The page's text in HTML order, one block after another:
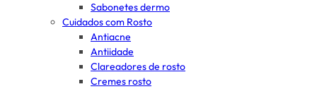
Sabonetes dermo
Cuidados com Rosto
Antiacne
Antiidade
Clareadores de rosto
Cremes rosto